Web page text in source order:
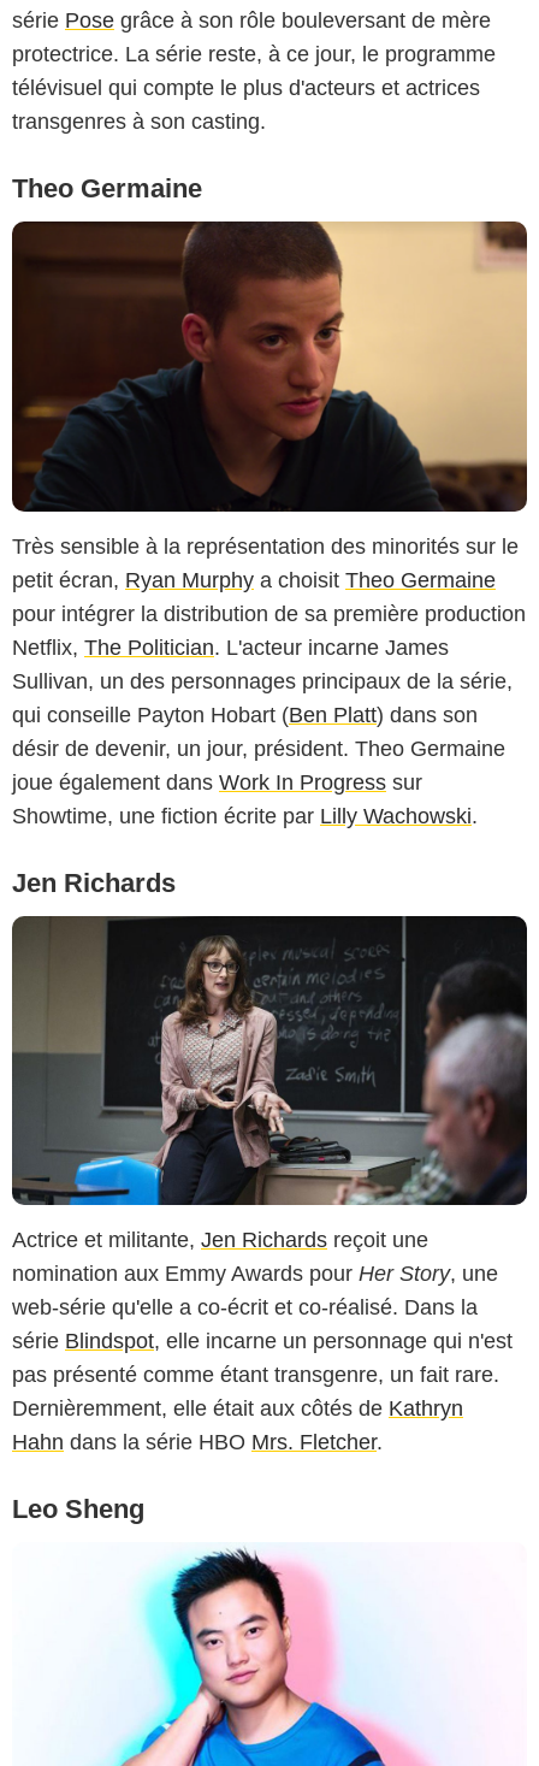
série Pose grâce à son rôle bouleversant de mère
protectrice. La série reste, à ce jour, le programme
télévisuel qui compte le plus d'acteurs et actrices
transgenres à son casting.
Theo Germaine
Très sensible à la représentation des minorités sur le
petit écran, Ryan Murphy a choisit Theo Germaine
pour intégrer la distribution de sa première production
Netflix, The Politician. L'acteur incarne James
Sullivan, un des personnages principaux de la série,
qui conseille Payton Hobart (Ben Platt) dans son
désir de devenir, un jour, président. Theo Germaine
joue également dans Work In Progress sur
Showtime, une fiction écrite par Lilly Wachowski.
Jen Richards
Actrice et militante, Jen Richards reçoit une
nomination aux Emmy Awards pour Her Story, une
web-série qu'elle a co-écrit et co-réalisé. Dans la
série Blindspot, elle incarne un personnage qui n'est
pas présenté comme étant transgenre, un fait rare.
Dernièremment, elle était aux côtés de Kathryn
Hahn dans la série HBO Mrs. Fletcher.
Leo Sheng